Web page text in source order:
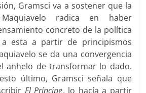
Gramsci va a sostener que la
radica en haber
concreto de la política
esta a partir de principismos
se da una convergencia
anhelo de transformar lo dado.
último, Gramsci señala que
El Príncipe, lo hacía a partir